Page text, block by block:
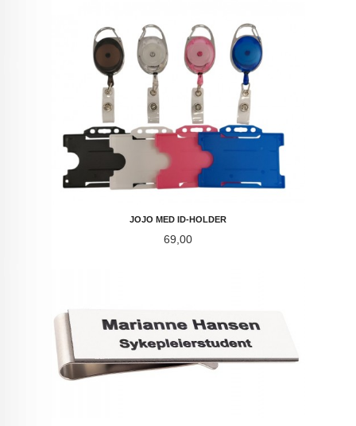
JOJO MED ID-HOLDER
Pris
69,00